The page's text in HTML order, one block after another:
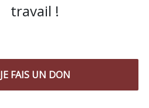
travail !
JE FAIS UN DON